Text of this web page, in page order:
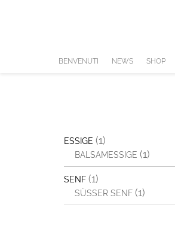
BENVENUTI NEWS SHOP
ESSIGE (1)
BALSAMESSIGE (1)
SENF (1)
SÜSSER SENF (1)